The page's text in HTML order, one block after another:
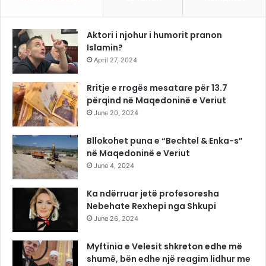
Aktori i njohur i humorit pranon
Islamin?
April 27, 2024
Rritje e rrogës mesatare për 13.7
përqind në Maqedoninë e Veriut
June 20, 2024
Bllokohet puna e “Bechtel & Enka-s”
në Maqedoninë e Veriut
June 4, 2024
Ka ndërruar jetë profesoresha
Nebehate Rexhepi nga Shkupi
June 26, 2024
Myftinia e Velesit shkreton edhe më
shumë, bën edhe një reagim lidhur me